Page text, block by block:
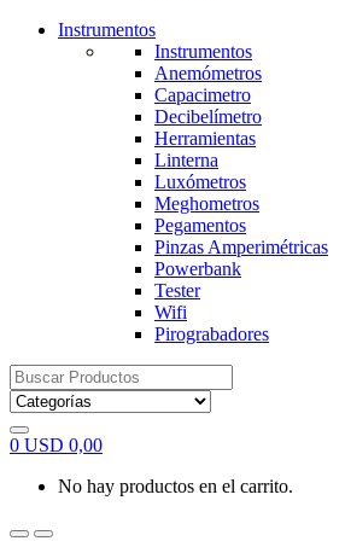
Instrumentos
Instrumentos
Anemómetros
Capacimetro
Decibelímetro
Herramientas
Linterna
Luxómetros
Meghometros
Pegamentos
Pinzas Amperimétricas
Powerbank
Tester
Wifi
Pirograbadores
Search
for:
0 USD 0,00
No hay productos en el carrito.